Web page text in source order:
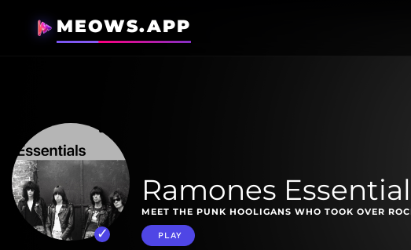
MEOWS.APP
Ramones
MEET THE PUNK HOOLIGANS WHO TOOK OVER
PLAY